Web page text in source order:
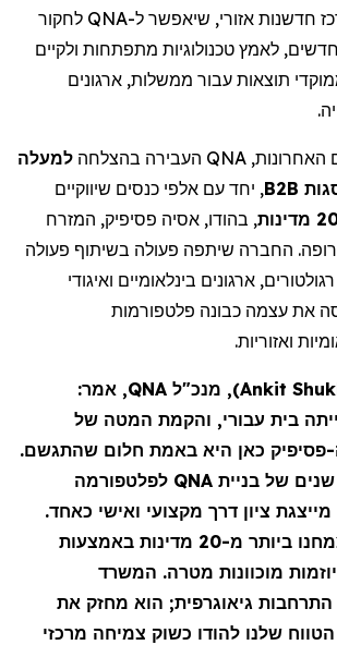
חדשנות אזורי, שיאפשר ל-QNA לחקור
חדשים, לאמץ טכנולוגיות מתפתחות ולקיים
תוצאות עבור ממשלות, ארגונים
QNA העבירה בהצלחה למעלה
B2B, יחד עם אלפי כנסים שיווקיים
, בהודו, אסיה פסיפיק, המזרח
החברה שיתפה פעולה בשיתוף פעולה
ארגונים בינלאומיים ואיגודי
את עצמה כבונה פלטפורמות
ואזוריות.
Ankit
), מנכ"ל QNA, אמר:
בית עבורי, והקמת המטה של
פסיפיק כאן היא באמת חלום שהתגשם.
של בניית QNA לפלטפורמה
ציון דרך מקצועי ואישי כאחד.
בעשור האחרון, צמחנו ביותר מ-20 מדינות באמצעות
מוכוונות מטרה. המשרד
התרחבות גיאוגרפית; הוא מחזק את
שלנו להודו כשוק צמיחה מרכזי